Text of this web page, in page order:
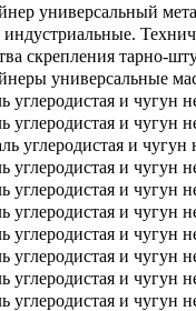
универсальный
скрепления тарно-
универсальные
углеродистая и чугун
углеродистая и чугун
углеродистая и
углеродистая и чугун
углеродистая и чугун
углеродистая и чугун
углеродистая и чугун
углеродистая и
углеродистая и чугун
углеродистая и чугун